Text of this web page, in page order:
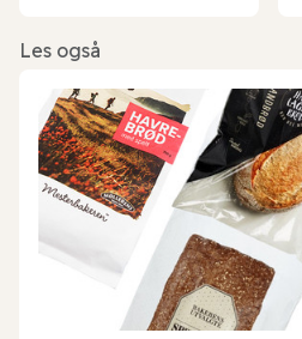
Les også